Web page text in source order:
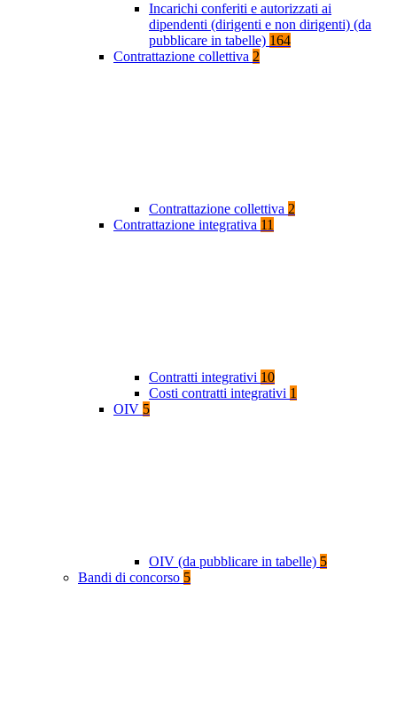
Incarichi conferiti e autorizzati ai
dipendenti (dirigenti e non dirigenti) (da
pubblicare in tabelle) 164
Contrattazione collettiva 2
Contrattazione collettiva 2
Contrattazione integrativa 11
Contratti integrativi 10
Costi contratti integrativi 1
OIV 5
OIV (da pubblicare in tabelle) 5
Bandi di concorso 5